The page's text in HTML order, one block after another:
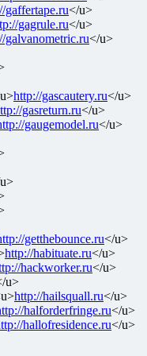
gaffertape.ru</u>
gagrule.ru</u>
galvanometric.ru</u>
http://gascautery.ru</u>
gasreturn.ru</u>
gaugemodel.ru</u>
getthebounce.ru</u>
http://habituate.ru</u>
hackworker.ru</u>
u>
http://hailsquall.ru</u>
halforderfringe.ru</u>
hallofresidence.ru</u>